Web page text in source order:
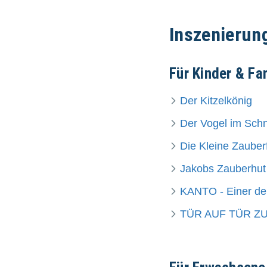
Für Kinder &
Der Kitzelkönig
Der Vogel im
Die Kleine
Jakobs Zauberhut
KANTO - Einer
TÜR AUF TÜR